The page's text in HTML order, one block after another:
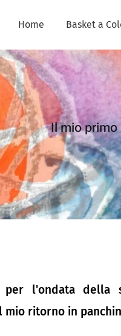
Home Basket a
Il mio
per l'ondata della
mio ritorno in